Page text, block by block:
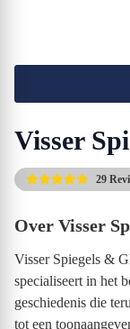
Visser
29
Over Visser
Visser Spiegels &
specialiseert in het
geschiedenis die
tot een